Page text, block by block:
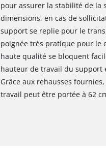
pour assurer la stabilité de la
dimensions, en cas de
support se replie pour le
poignée très pratique pour le
haute qualité se bloquent
hauteur de travail du support
Grâce aux rehausses
travail peut être portée à 62